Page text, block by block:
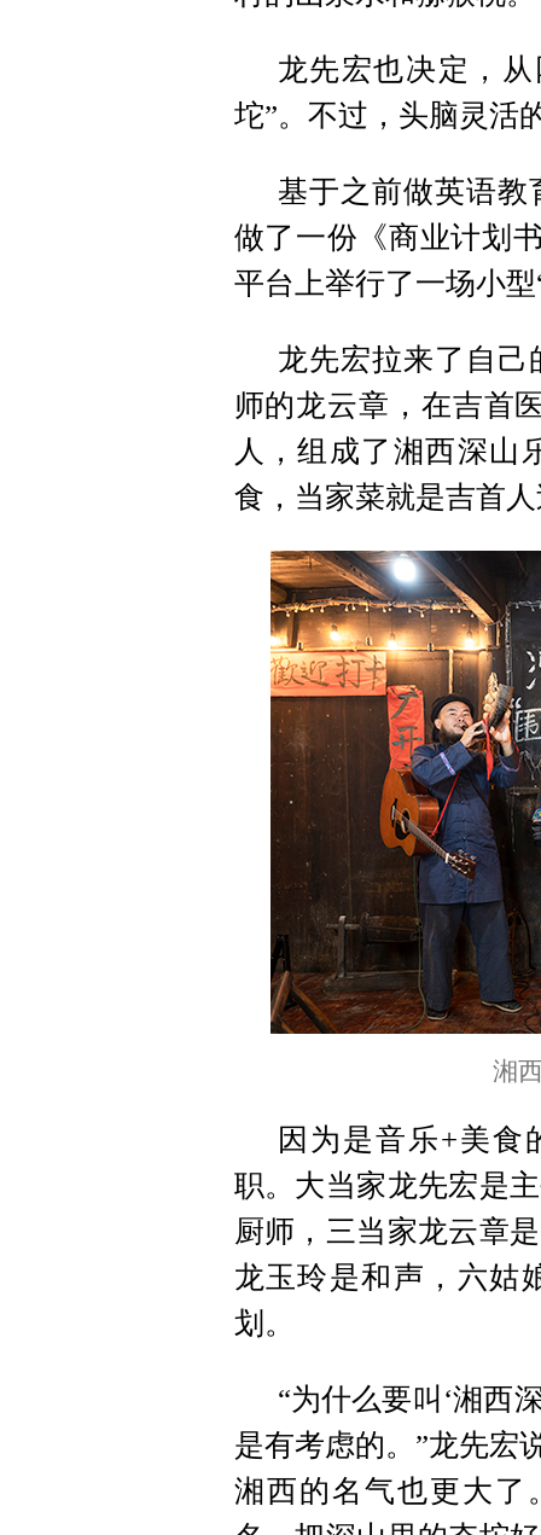
龙先宏也决定，
坨”。不过，头脑灵活
基于之前做英语
做了一份《商业计划
平台上举行了一场小型
龙先宏拉来了自
师的龙云章，在吉首
人，组成了湘西深山
食，当家菜就是吉首
湘
因为是音乐+美食
职。大当家龙先宏是
厨师，三当家龙云章
龙玉玲是和声，六姑
划。
“为什么要叫‘湘西
是有考虑的。”龙先宏
湘西的名气也更大了